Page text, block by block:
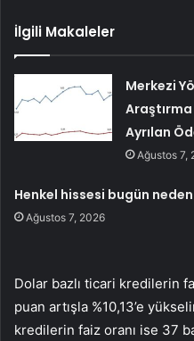
İlgili Makaleler
Merkezi
Ayrılan
Ağustos 7,
Henkel hissesi bugün
Ağustos 7, 2026
Dolar bazlı ticari kredilerin
puan artışla %10,13’e
kredilerin faiz oranı ise 37